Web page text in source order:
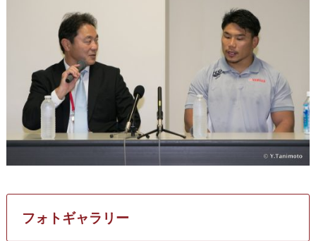
フォトギャラリー